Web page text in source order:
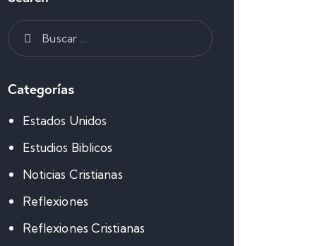
Categorías
Estados Unidos
Estudios Biblicos
Noticias Cristianas
Reflexiones
Reflexiones Cristianas